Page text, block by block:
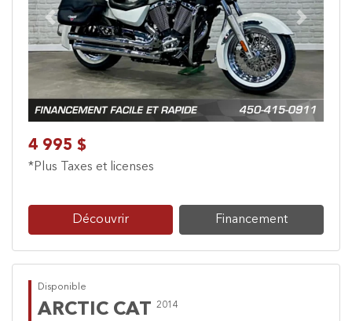
Previous Next
4 995 $
*Plus Taxes et licenses
Découvrir Financement
Disponible
ARCTIC CAT 2014